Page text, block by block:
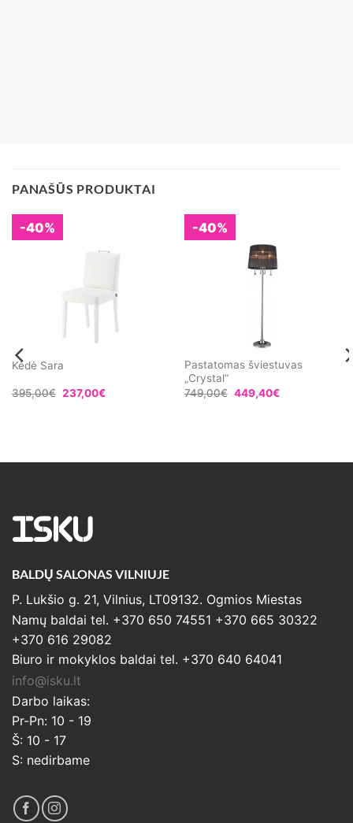
PANAŠŪS PRODUKTAI
-40%
Kėdė Sara
395,00€ 237,00€
-40%
Pastatomas šviestuvas
„Crystal“
749,00€ 449,40€
ISKU
BALDŲ SALONAS VILNIUJE
P. Lukšio g. 21, Vilnius, LT09132. Ogmios Miestas
Namų baldai tel. +370 650 74551 +370 665 30322
+370 616 29082
Biuro ir mokyklos baldai tel. +370 640 64041
info@isku.lt
Darbo laikas:
Pr-Pn: 10 - 19
Š: 10 - 17
S: nedirbame